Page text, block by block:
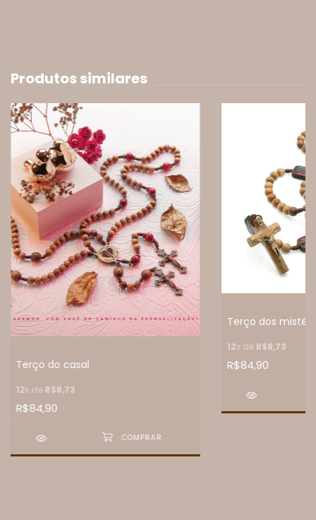
Produtos similares
Terço do casal
12x de R$8,73
R$84,90
Terço dos
12x de R$8,73
R$84,90